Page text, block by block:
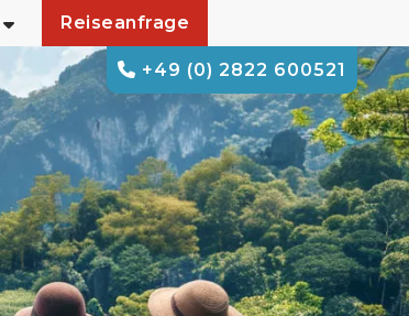
+49 (0) 2822 600521
Reiseanfrage